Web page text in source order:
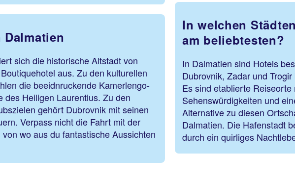
sich die historische Altstadt von
aus. Zu den kulturellen
die beeidnruckende Kamerlengo-
des Heiligen Laurentius. Zu den
gehört Dubrovnik mit seinen
Verpass nicht die Fahrt mit der
wo aus du fantastische Aussichten
In welchen
am beliebtesten?
In Dalmatien sind Hotels
Dubrovnik, Zadar und
Es sind etablierte
Sehenswürdigkeiten und
Alternative zu diesen
Dalmatien. Die Hafenstadt
durch ein quirliges